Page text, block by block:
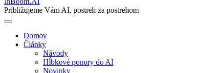
content
Približujeme Vám AI, postreh za postrehom
Domov
Články
Návody
Hĺbkové ponory do AI
Novinky